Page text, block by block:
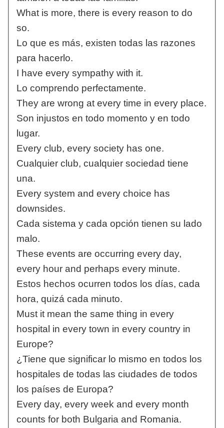
What is more, there is every reason to do
so.
Lo que es más, existen todas las razones
para hacerlo.
I have every sympathy with it.
Lo comprendo perfectamente.
They are wrong at every time in every place.
Son injustos en todo momento y en todo
lugar.
Every club, every society has one.
Cualquier club, cualquier sociedad tiene
una.
Every system and every choice has
downsides.
Cada sistema y cada opción tienen su lado
malo.
These events are occurring every day,
every hour and perhaps every minute.
Estos hechos ocurren todos los días, cada
hora, quizá cada minuto.
Must it mean the same thing in every
hospital in every town in every country in
Europe?
¿Tiene que significar lo mismo en todos los
hospitales de todas las ciudades de todos
los países de Europa?
Every day, every week and every month
counts for both Bulgaria and Romania.